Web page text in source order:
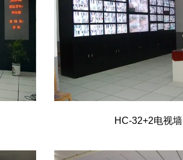
HC-32+2电视墙